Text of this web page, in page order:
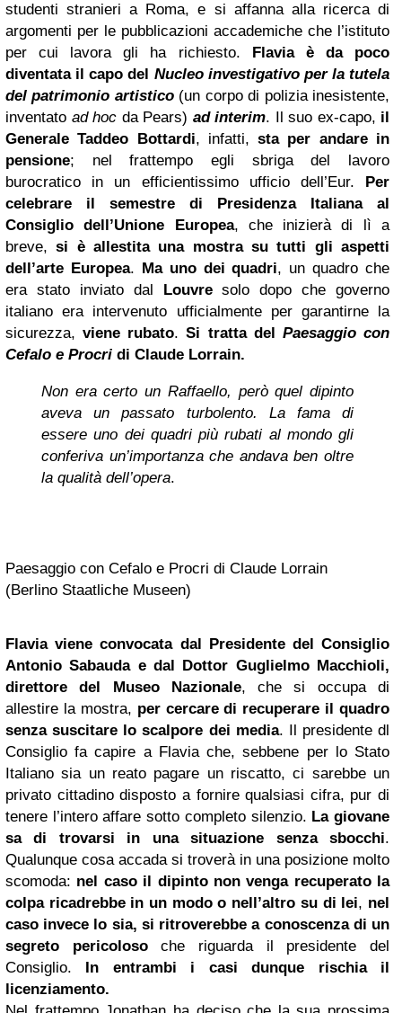
studenti stranieri a Roma, e si affanna alla ricerca di
argomenti per le pubblicazioni accademiche che l’istituto
per cui lavora gli ha richiesto. Flavia è da poco
diventata il capo del Nucleo investigativo per la tutela
del patrimonio artistico(un corpo di polizia inesistente,
inventato ad hoc da Pears) ad interim. Il suo ex-capo, il
Generale Taddeo Bottardi, infatti,sta per andare in
pensione; nel frattempo egli sbriga del lavoro
burocratico in un efficientissimo ufficio dell’Eur. Per
celebrare il semestre di Presidenza Italiana al
Consiglio dell’Unione Europea, che inizierà di lì a
breve, si è allestita una mostra su tutti gli aspetti
dell’arte Europea. Ma uno dei quadri, un quadro che
era stato inviato dal Louvresolo dopo che governo
italiano era intervenuto ufficialmente per garantirne la
sicurezza,viene rubato.Si tratta del Paesaggio con
Cefalo e Procri di Claude Lorrain.
Non era certo un Raffaello, però quel dipinto
aveva un passato turbolento. La fama di
essere uno dei quadri più rubati al mondo gli
conferiva un’importanza che andava ben oltre
la qualità dell’opera.
Paesaggio con Cefalo e Procri di Claude Lorrain
(Berlino Staatliche Museen)
Flavia viene convocata dal Presidente del Consiglio
Antonio Sabauda e dal Dottor Guglielmo Macchioli,
direttore del Museo Nazionale, che si occupa di
allestire la mostra, per cercare di recuperare il quadro
senza suscitare lo scalpore dei media. Il presidente dl
Consiglio fa capire a Flavia che, sebbene per lo Stato
Italiano sia un reato pagare un riscatto, ci sarebbe un
privato cittadino disposto a fornire qualsiasi cifra, pur di
tenere l’intero affare sotto completo silenzio. La giovane
sa di trovarsi in una situazione senza sbocchi.
Qualunque cosa accada si troverà in una posizione molto
scomoda: nel caso il dipinto non venga recuperato la
colpa ricadrebbe in un modo o nell’altro su di lei, nel
caso invece lo sia, si ritroverebbe a conoscenza di un
segreto pericolosoche riguarda il presidente del
Consiglio. In entrambi i casi dunque rischia il
licenziamento.